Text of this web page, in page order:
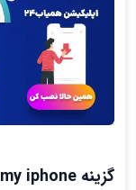
گزینه find my iphone کجاست؟